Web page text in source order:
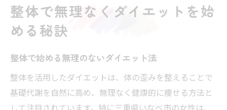
姿勢改善と整体で叶える健康的な痩身法
整体で姿勢を整えて健康的に痩せる方法
整体と姿勢改善がもたらす痩身効果とは
整体で姿勢を維持するためのポイント
整体で美しい姿勢と痩せ体質を同時に手に
整体で無理なくダイエットを始
める秘訣
整体で始める無理のないダイエット法
整体を活用したダイエットは、体の歪みを整えることで
基礎代謝を自然に高め、無理なく健康的に痩せる方法と
して注目されています。特に三重県いなべ市の女性は、